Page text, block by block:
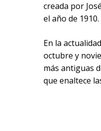
creada por
el año de 1910.
En la
octubre y
más antiguas
que enaltece